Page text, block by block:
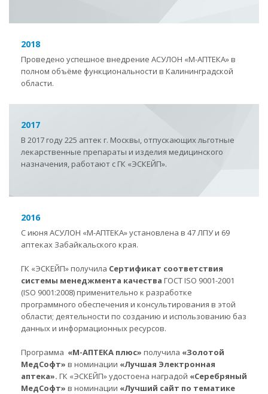
2018
Проведено успешное внедрение АСУЛОН «М-АПТЕКА»в
полном объёме функциональности в Калининградской
области.
2017
В 2017 году 225 аптек г. Москвы, отпускающих льготные
лекарственные препараты и изделия медицинского
назначения, работают с ГК «ЭСКЕЙП».
2016
С июня АСУЛОН «М-АПТЕКА»установлена в 47 ЛПУ и 69
аптеках Забайкальского края.
ГК «ЭСКЕЙП» получила Сертификат соответствия
системы менеджмента качества ГОСТ ISO 9001-2001
(ISO 9001:2008) применительно к разработке
программного обеспечения и консультирования в этой
области; деятельности по созданию и использованию баз
данных и информационных ресурсов.
Программа «М-АПТЕКА плюс» получила «Золотой
МедСофт» в номинации «Лучшая Электронная
аптека». ГК «ЭСКЕЙП» удостоена наградой «Серебряный
МедСофт» в номинации «Лучший сайт по тематике